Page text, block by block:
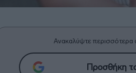
Ανακαλύψτε περισσότερα
Προσθήκη